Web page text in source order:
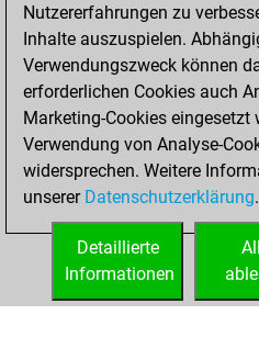
achieved a
of 1590
You
your Fritz
You
slow
You
=0 -2 in
Nutzererfahrungen zu
Inhalte auszuspielen.
Verwendungszweck können
erforderlichen Cookies auch
Marketing-Cookies eingesetzt
Verwendung von Analyse-
widersprechen. Weitere
unserer Datenschutzerklärung.
Detaillierte
Informationen